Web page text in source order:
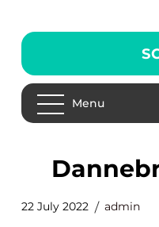
Menu
22 July 2022 admin